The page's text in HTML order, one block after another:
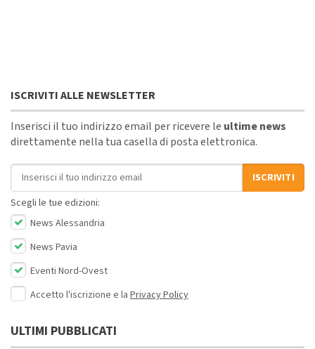
ISCRIVITI ALLE NEWSLETTER
Inserisci il tuo indirizzo email per ricevere le ultime news
direttamente nella tua casella di posta elettronica.
Indirizzo email
ISCRIVITI
Scegli le tue edizioni:
News Alessandria
News Pavia
Eventi Nord-Ovest
Accetto l'iscrizione e la Privacy Policy
ULTIMI PUBBLICATI